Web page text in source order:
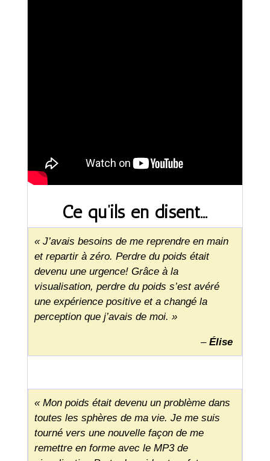
Ce qu’ils en disent…
« J’avais besoins de me reprendre en main
et repartir à zéro. Perdre du poids était
devenu une urgence! Grâce à la
visualisation, perdre du poids s’est avéré
une expérience positive et a changé la
perception que j’avais de moi. »
–Élise
« Mon poids était devenu un problème dans
toutes les sphères de ma vie. Je me suis
tourné vers une nouvelle façon de me
remettre en forme avec le MP3 de